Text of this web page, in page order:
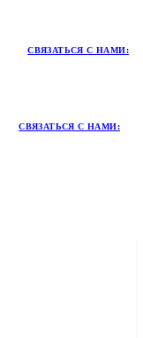
СВЯЗАТЬСЯ С НАМИ:
СВЯЗАТЬСЯ С НАМИ: